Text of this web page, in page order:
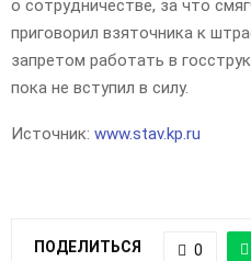
о сотрудничестве, за что
приговорил взяточника к
запретом работать в
пока не вступил в силу.
Источник: www.stav.kp.ru
ПОДЕЛИТЬСЯ 0